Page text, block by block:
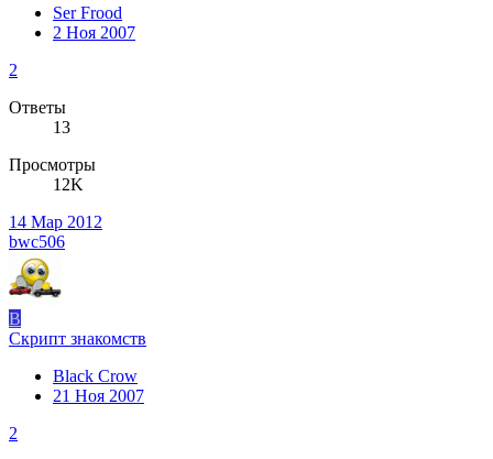
Ser Frood
2 Ноя 2007
2
Ответы
13
Просмотры
12K
14 Мар 2012
bwc506
B
Скрипт знакомств
Black Crow
21 Ноя 2007
2